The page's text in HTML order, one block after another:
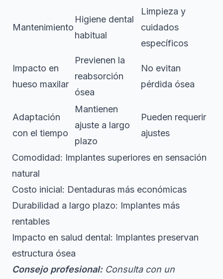
Mantenimiento
Higiene dental
habitual
Limpieza y
cuidados
específicos
Impacto en
hueso maxilar
Previenen la
reabsorción
ósea
No evitan
pérdida ósea
Adaptación
con el tiempo
Mantienen
ajuste a largo
plazo
Pueden requerir
ajustes
Comodidad: Implantes superiores en sensación
natural
Costo inicial: Dentaduras más económicas
Durabilidad a largo plazo: Implantes más
rentables
Impacto en salud dental: Implantes preservan
estructura ósea
Consejo profesional: Consulta con un